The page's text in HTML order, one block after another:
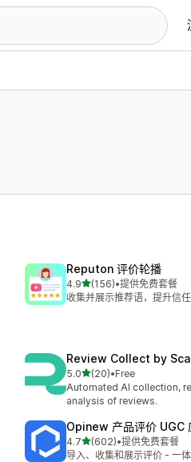
Reputon 评价轮播
4.9星（满分 5 星）
(156)
总共 156 条评论
•提供免费套餐
收集并展示推荐语，提升信
Review Collect by
5.0星（满分 5 星）
(20)
总共 20 条评论
•Free
Automated AI collection,
analysis of reviews.
Opinew 产品评价 UGC
4.7星（满分 5 星）
(602)
总共 602 条评论
•提供免费套餐
导入、收集和展示评价 - 一